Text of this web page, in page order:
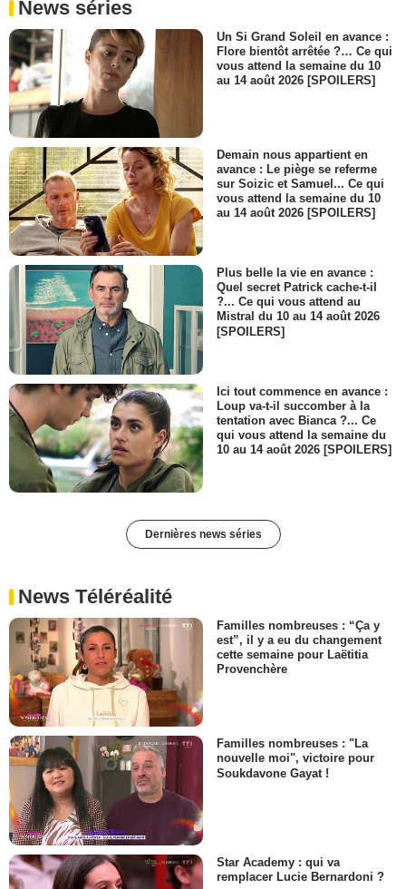
News séries
Un Si Grand Soleil en avance :
Flore bientôt arrêtée ?… Ce qui
vous attend la semaine du 10
au 14 août 2026 [SPOILERS]
Demain nous appartient en
avance : Le piège se referme
sur Soizic et Samuel... Ce qui
vous attend la semaine du 10
au 14 août 2026 [SPOILERS]
Plus belle la vie en avance :
Quel secret Patrick cache-t-il
?... Ce qui vous attend au
Mistral du 10 au 14 août 2026
[SPOILERS]
Ici tout commence en avance :
Loup va-t-il succomber à la
tentation avec Bianca ?... Ce
qui vous attend la semaine du
10 au 14 août 2026 [SPOILERS]
Dernières news séries
News Téléréalité
Familles nombreuses : “Ça y
est”, il y a eu du changement
cette semaine pour Laëtitia
Provenchère
Familles nombreuses : "La
nouvelle moi", victoire pour
Soukdavone Gayat !
Star Academy : qui va
remplacer Lucie Bernardoni ?